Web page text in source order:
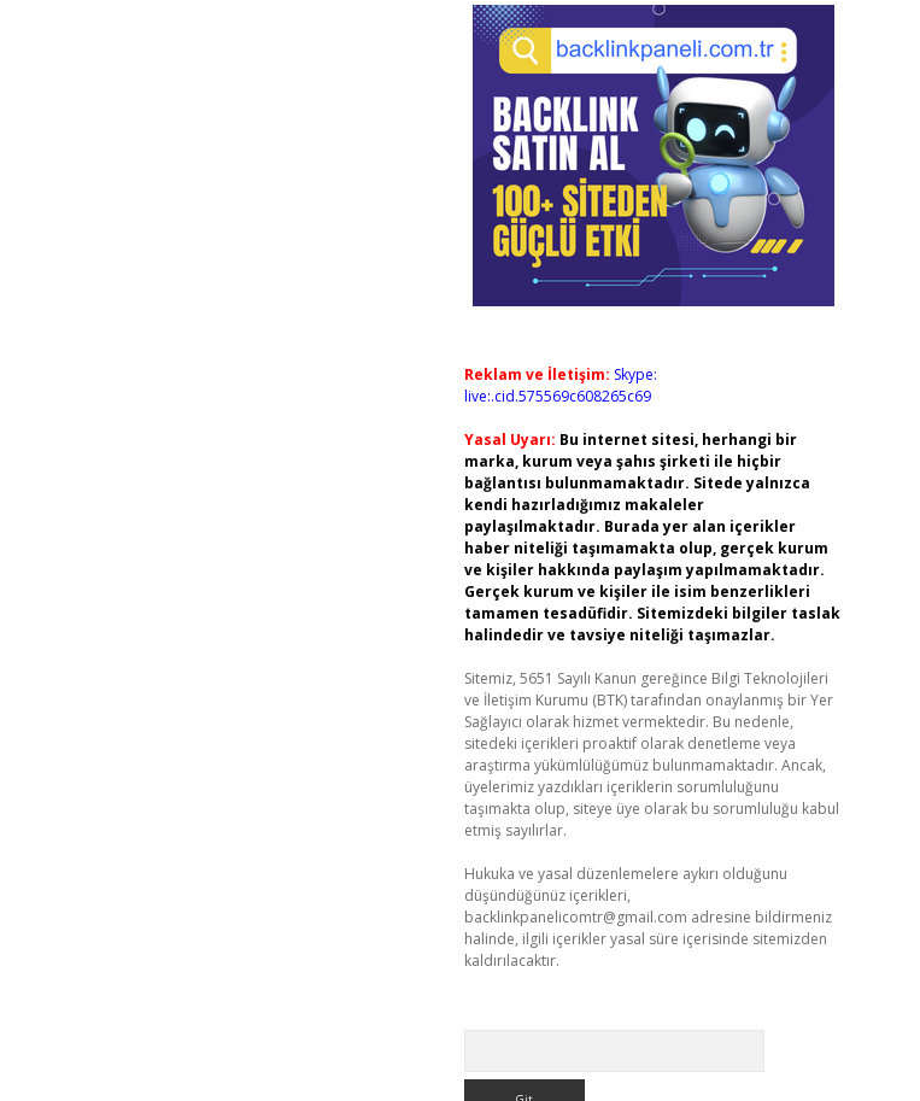
Reklam ve İletişim: Skype:
live:.cid.575569c608265c69
Yasal Uyarı: Bu internet sitesi, herhangi bir
marka, kurum veya şahıs şirketi ile hiçbir
bağlantısı bulunmamaktadır. Sitede yalnızca
kendi hazırladığımız makaleler
paylaşılmaktadır. Burada yer alan içerikler
haber niteliği taşımamakta olup, gerçek kurum
ve kişiler hakkında paylaşım yapılmamaktadır.
Gerçek kurum ve kişiler ile isim benzerlikleri
tamamen tesadüfidir. Sitemizdeki bilgiler taslak
halindedir ve tavsiye niteliği taşımazlar.
Sitemiz, 5651 Sayılı Kanun gereğince Bilgi Teknolojileri
ve İletişim Kurumu (BTK) tarafından onaylanmış bir Yer
Sağlayıcı olarak hizmet vermektedir. Bu nedenle,
sitedeki içerikleri proaktif olarak denetleme veya
araştırma yükümlülüğümüz bulunmamaktadır. Ancak,
üyelerimiz yazdıkları içeriklerin sorumluluğunu
taşımakta olup, siteye üye olarak bu sorumluluğu kabul
etmiş sayılırlar.
Hukuka ve yasal düzenlemelere aykırı olduğunu
düşündüğünüz içerikleri,
backlinkpanelicomtr@gmail.com adresine bildirmeniz
halinde, ilgili içerikler yasal süre içerisinde sitemizden
kaldırılacaktır.